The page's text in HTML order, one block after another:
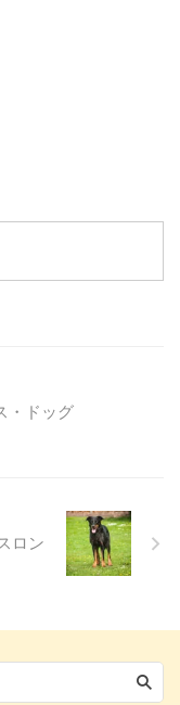
・ドッグ
ロン